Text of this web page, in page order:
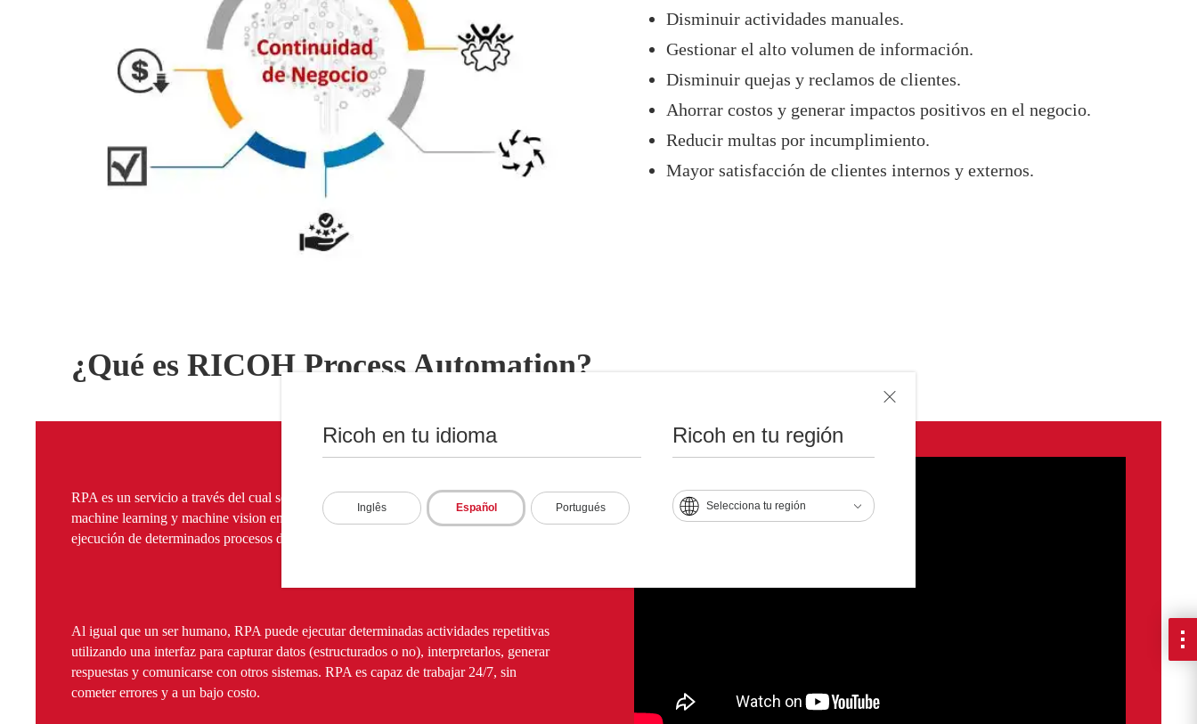
Ricoh en tu idioma
Inglês Español Portugués
Ricoh en tu región
Selecciona tu región
Disminuir actividades manuales.
Gestionar el alto volumen de información.
Disminuir quejas y reclamos de clientes.
Ahorrar costos y generar impactos positivos en el negocio.
Reducir multas por incumplimiento.
Mayor satisfacción de clientes internos y externos.
¿Qué es RICOH Process Automation?
RPA es un servicio a través del cual se aplican tecnologías de analíticos, robótica,
machine learning y machine vision en la interacción con sistemas digitales para la
ejecución de determinados procesos de negocios.
Al igual que un ser humano, RPA puede ejecutar determinadas actividades repetitivas
utilizando una interfaz para capturar datos (estructurados o no), interpretarlos, generar
respuestas y comunicarse con otros sistemas. RPA es capaz de trabajar 24/7, sin
cometer errores y a un bajo costo.